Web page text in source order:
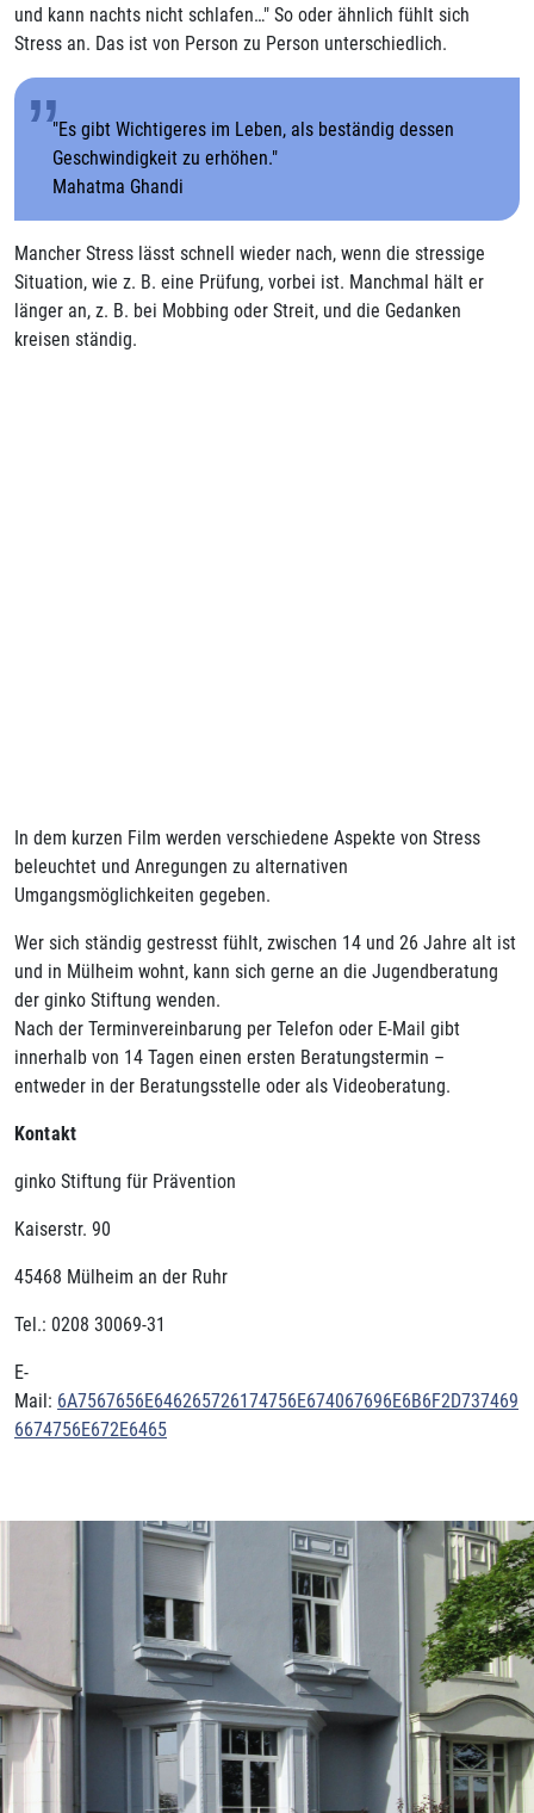
und kann nachts nicht schlafen…" So oder ähnlich fühlt sich
Stress an. Das ist von Person zu Person unterschiedlich.
"Es gibt Wichtigeres im Leben, als beständig dessen
Geschwindigkeit zu erhöhen."
Mahatma Ghandi
Mancher Stress lässt schnell wieder nach, wenn die stressige
Situation, wie z. B. eine Prüfung, vorbei ist. Manchmal hält er
länger an, z. B. bei Mobbing oder Streit, und die Gedanken
kreisen ständig.
In dem kurzen Film werden verschiedene Aspekte von Stress
beleuchtet und Anregungen zu alternativen
Umgangsmöglichkeiten gegeben.
Wer sich ständig gestresst fühlt, zwischen 14 und 26 Jahre alt ist
und in Mülheim wohnt, kann sich gerne an die Jugendberatung
der ginko Stiftung wenden.
Nach der Terminvereinbarung per Telefon oder E-Mail gibt
innerhalb von 14 Tagen einen ersten Beratungstermin –
entweder in der Beratungsstelle oder als Videoberatung.
Kontakt
ginko Stiftung für Prävention
Kaiserstr. 90
45468 Mülheim an der Ruhr
Tel.: 0208 30069-31
E-
Mail: 6A7567656E646265726174756E674067696E6B6F2D737469
6674756E672E6465